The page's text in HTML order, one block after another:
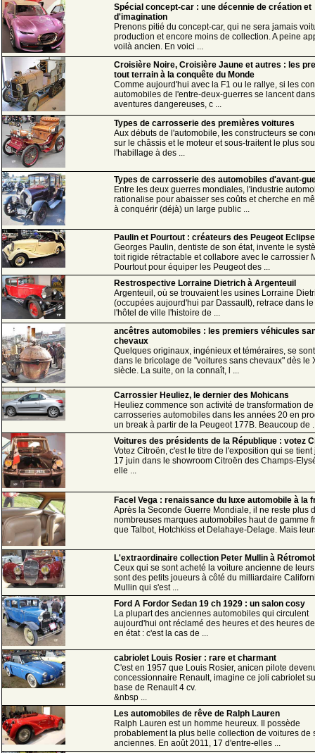
Spécial concept-car : une décennie de création et
d'imagination
Prenons pitié du concept-car, qui ne sera jamais
production et encore moins de collection. A peine
voilà ancien. En voici ...
Croisière Noire, Croisière Jaune et autres : les
tout terrain à la conquête du Monde
Comme aujourd'hui avec la F1 ou le rallye, si les
automobiles de l'entre-deux-guerres se lancent
aventures dangereuses, c ...
Types de carrosserie des premières voitures
Aux débuts de l'automobile, les constructeurs se
sur le châssis et le moteur et sous-traitent le plus
l'habillage à des ...
Types de carrosserie des automobiles d'avant-
Entre les deux guerres mondiales, l'industrie
rationalise pour abaisser ses coûts et cherche en
à conquérir (déjà) un large public ...
Paulin et Pourtout : créateurs des Peugeot Eclipse
Georges Paulin, dentiste de son état, invente le
toit rigide rétractable et collabore avec le carrossier
Pourtout pour équiper les Peugeot des ...
Restrospective Lorraine Dietrich à Argenteuil
Argenteuil, où se trouvaient les usines Lorraine
(occupées aujourd'hui par Dassault), retrace dans
l'hôtel de ville l'histoire de ...
ancêtres automobiles : les premiers véhicules
chevaux
Quelques originaux, ingénieux et téméraires, se
dans le bricolage de "voitures sans chevaux" dès le
siècle. La suite, on la connaît, l ...
Carrossier Heuliez, le dernier des Mohicans
Heuliez commence son activité de transformation de
carrosseries automobiles dans les années 20 en
un break à partir de la Peugeot 177B. Beaucoup de
Voitures des présidents de la République : votez
Votez Citroën, c'est le titre de l'exposition qui se tient
17 juin dans le showroom Citroën des Champs-
elle ...
Facel Vega : renaissance du luxe automobile à la
Après la Seconde Guerre Mondiale, il ne reste plus
nombreuses marques automobiles haut de gamme
que Talbot, Hotchkiss et Delahaye-Delage. Mais
L'extraordinaire collection Peter Mullin à
Ceux qui se sont acheté la voiture ancienne de
sont des petits joueurs à côté du milliardaire
Mullin qui s'est ...
Ford A Fordor Sedan 19 ch 1929 : un salon cosy
La plupart des anciennes automobiles qui circulent
aujourd'hui ont réclamé des heures et des heures
en état : c'est la cas de ...
cabriolet Louis Rosier : rare et charmant
C'est en 1957 que Louis Rosier, anicen pilote
concessionnaire Renault, imagine ce joli cabriolet
base de Renault 4 cv.
&nbsp ...
Les automobiles de rêve de Ralph Lauren
Ralph Lauren est un homme heureux. Il possède
probablement la plus belle collection de voitures de
anciennes. En août 2011, 17 d'entre-elles ...